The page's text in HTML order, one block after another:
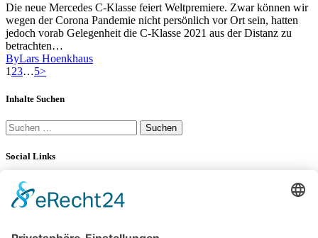
Die neue Mercedes C-Klasse feiert Weltpremiere. Zwar können wir
wegen der Corona Pandemie nicht persönlich vor Ort sein, hatten
jedoch vorab Gelegenheit die C-Klasse 2021 aus der Distanz zu
betrachten…
ByLars Hoenkhaus
Seitennummerierung
der
Page
1 Page
2Page
3…Page
5>
Inhalte Suchen
Suchen
nach:
Social Links
YouTube LinkedIn